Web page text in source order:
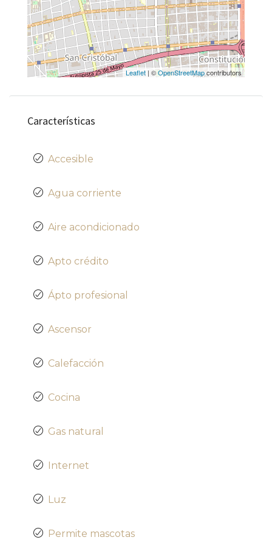
Leaflet | ©OpenStreetMapcontributors
Características
Accesible
Agua corriente
Aire acondicionado
Apto crédito
Ápto profesional
Ascensor
Calefacción
Cocina
Gas natural
Internet
Luz
Permite mascotas